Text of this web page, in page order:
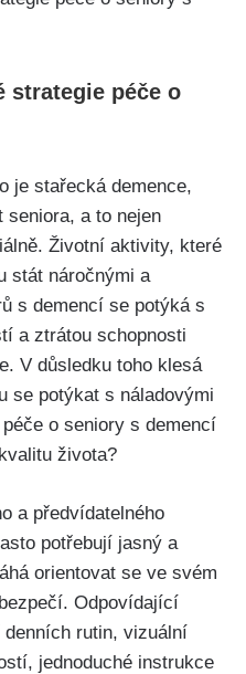
strategie péče o
je stařecká demence,
seniora, a to nejen
Životní aktivity, které
stát náročnými a
s demencí se potýká s
a ztrátou schopnosti
V důsledku toho klesá
se potýkat s náladovými
o seniory s demencí
života?
a předvídatelného
potřebují jasný a
orientovat se ve svém
Odpovídající
rutin, vizuální
jednoduché instrukce